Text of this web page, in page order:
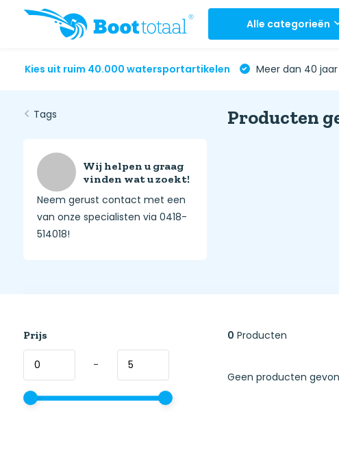
Alle categorieën
Kies uit ruim 40.000 watersportartikelen Meer dan 40
Tags
Wij helpen u graag
vinden wat u zoekt!
Neem gerust contact met een
van onze specialisten via 0418-
514018!
Producten
Prijs
-
0 Producten
Geen producten